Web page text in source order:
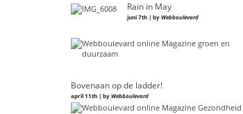
Rain in May
juni 7th | byWebboulevard
Bovenaan op de ladder!
april 11th | byWebboulevard